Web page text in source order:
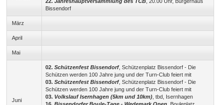
Bissendorf
März
April
Mai
Juni
02.Schützenfest Bissendorf, Schützenplatz Bissendorf - Die
Schützen werden 100 Jahre jung und der Turn-Club feiert mit
03.Schützenfest Bissendorf, Schützenplatz Bissendorf - Die
Schützen werden 100 Jahre jung und der Turn-Club feiert mit
03. Volkslauf Isernhagen (5km und 10km) , tbd, Isernhagen